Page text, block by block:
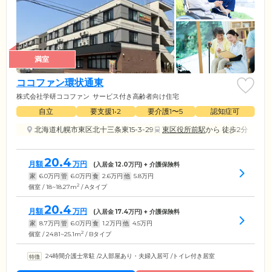
満室
ココファン環状通東
株式会社学研ココファン サービス付き高齢者向け住宅
自立 要支援1•2 要介護1〜5
認知症可
北海道札幌市東区北十三条東15-3-29
東区役所前駅から 徒歩2分
月額20.4 万円 (入居金12.0万円) + 介護保険料
家 6.0万円 管 6.0万円 食 2.6万円 他 5.8万円
個室 / 18~18.27m2 / Aタイプ
月額20.4 万円 (入居金17.4万円) + 介護保険料
家 8.7万円 管 6.0万円 食 1.2万円 他 4.5万円
個室 / 24.81~25.1m2 / Bタイプ
24時間介護士常駐 /2人部屋あり・夫婦入居可 /トイレ付き居室